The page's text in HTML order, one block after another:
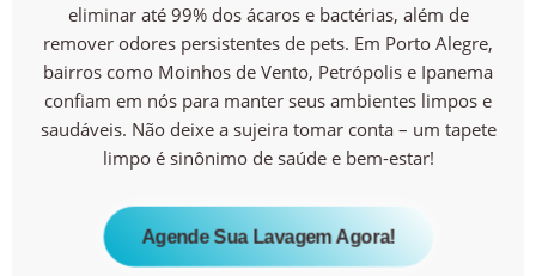
eliminar até 99% dos ácaros e bactérias, além de
remover odores persistentes de pets. Em Porto Alegre,
bairros como Moinhos de Vento, Petrópolis e Ipanema
confiam em nós para manter seus ambientes limpos e
saudáveis. Não deixe a sujeira tomar conta – um tapete
limpo é sinônimo de saúde e bem-estar!
Agende Sua Lavagem Agora!